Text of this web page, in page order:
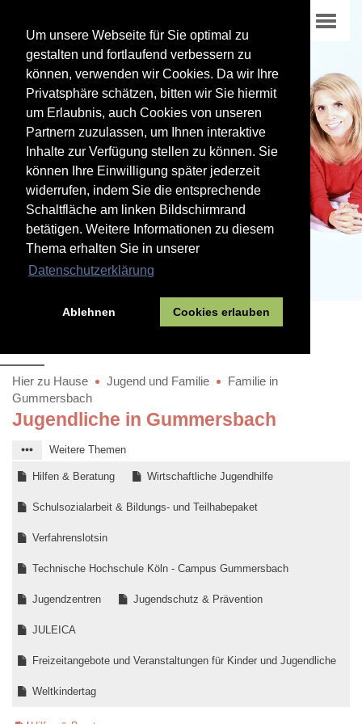
Um unsere Webseite für Sie optimal zu
gestalten und fortlaufend verbessern zu
können, verwenden wir Cookies. Da wir Ihre
Privatsphäre schätzen, bitten wir Sie hiermit
um Erlaubnis, auch Cookies von unseren
Partnern zuzulassen, um Ihnen interaktive
Inhalte zur Verfügung stellen zu können. Sie
können Ihre Einwilligung später jederzeit
widerrufen, indem Sie die entsprechende
Schaltfläche am linken Bildschirmrand
betätigen. Weitere Informationen zu diesem
Thema erhalten Sie in unserer
Datenschutzerklärung
Ablehnen Cookies erlauben
Hier zu Hause Jugend und Familie
Familie in
Gummersbach
Jugendliche in Gummersbach
Weitere Themen
Hilfen & Beratung Wirtschaftliche Jugendhilfe
Schulsozialarbeit & Bildungs- und Teilhabepaket
Verfahrenslotsin
Technische Hochschule Köln - Campus Gummersbach
Jugendzentren Jugendschutz & Prävention
JULEICA
Freizeitangebote und Veranstaltungen für Kinder und Jugendliche
Weltkindertag